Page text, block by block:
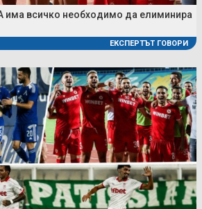
има всичко необходимо да елиминира
ЕКСПЕРТЪТ ГОВОРИ